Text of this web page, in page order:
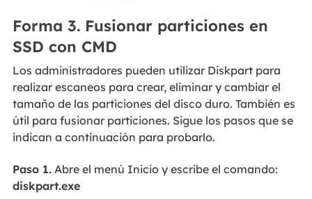
Forma 3. Fusionar particiones en
SSD con CMD
Los administradores pueden utilizar Diskpart para
realizar escaneos para crear, eliminar y cambiar el
tamaño de las particiones del disco duro. También es
útil para fusionar particiones. Sigue los pasos que se
indican a continuación para probarlo.
Paso 1.Abre el menú Inicio y escribe el comando:
diskpart.exe